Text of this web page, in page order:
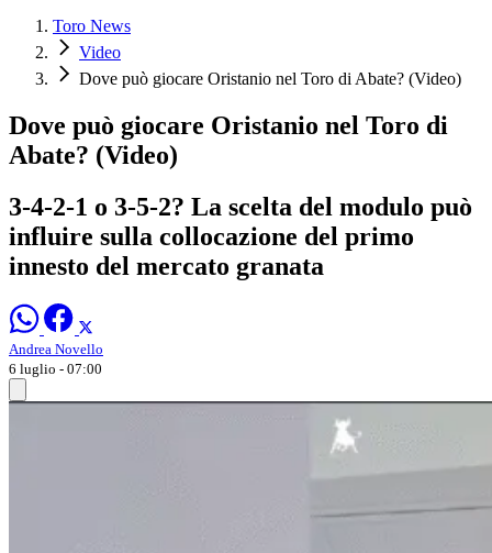
Toro News
Video
Dove può giocare Oristanio nel Toro di Abate? (Video)
Dove può giocare Oristanio nel Toro di
Abate? (Video)
3-4-2-1 o 3-5-2? La scelta del modulo può
influire sulla collocazione del primo
innesto del mercato granata
Andrea Novello
6 luglio - 07:00